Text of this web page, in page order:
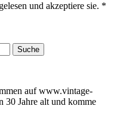
und akzeptiere sie. *
Suche
auf www.vintage-
30 Jahre alt und komme